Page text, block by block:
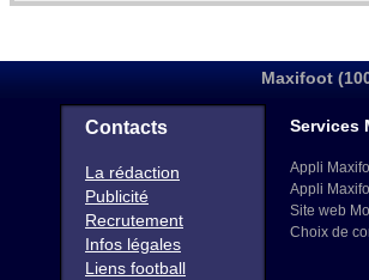
Maxifoot
Contacts
La rédaction
Publicité
Recrutement
Infos légales
Liens football
Services
Appli
Appli
Site web
Choix de